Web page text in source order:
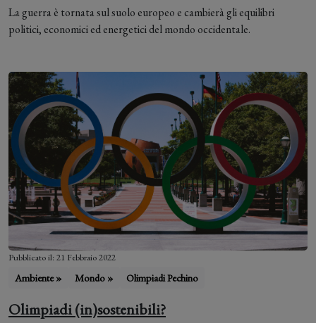
La guerra è tornata sul suolo europeo e cambierà gli equilibri
politici, economici ed energetici del mondo occidentale.
Pubblicato il: 21 Febbraio 2022
Ambiente » Mondo » Olimpiadi Pechino
Olimpiadi (in)sostenibili?